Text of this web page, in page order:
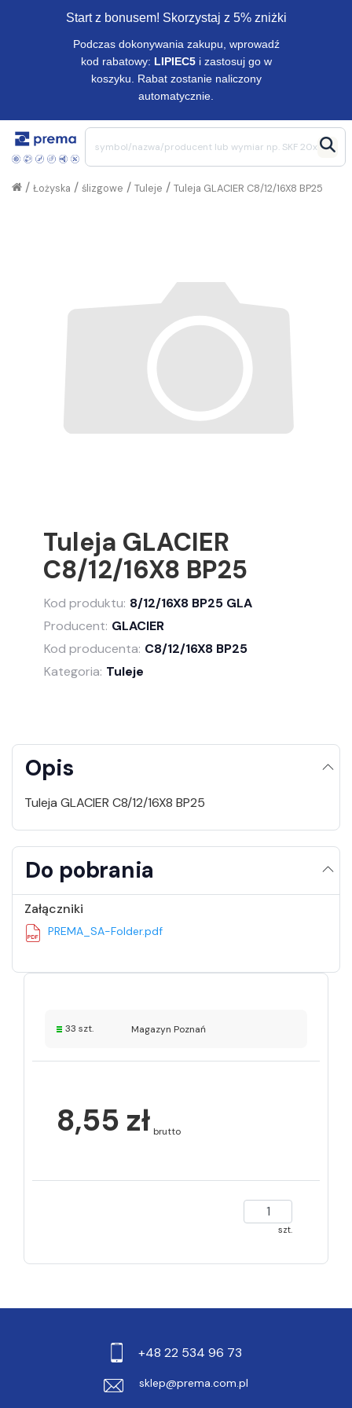
Start z bonusem! Skorzystaj z 5% zniżki
Podczas dokonywania zakupu, wprowadź
kod rabatowy: LIPIEC5 i zastosuj go w
koszyku. Rabat zostanie naliczony
automatycznie.
Tuleja GLACIER C8/12/16X8 BP25
/
Tuleje
/
ślizgowe
/
Łożyska
/
Tuleja GLACIER
C8/12/16X8 BP25
Kod produktu: 8/12/16X8 BP25 GLA
Producent: GLACIER
Kod producenta: C8/12/16X8 BP25
Kategoria: Tuleje
Opis
Tuleja GLACIER C8/12/16X8 BP25
Do pobrania
Załączniki
PREMA_SA-Folder.pdf
33 szt. Magazyn Poznań
8,55 zł brutto
szt.
+48 22 534 96 73
sklep@prema.com.pl